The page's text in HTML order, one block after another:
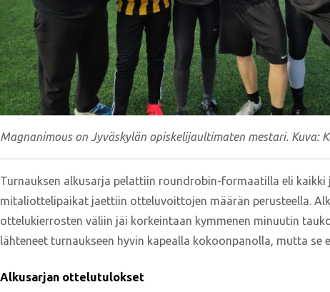
Magnanimous on Jyväskylän opiskelijaultimaten mestari. Kuva:
Turnauksen alkusarja pelattiin roundrobin-formaatilla eli
mitaliottelipaikat jaettiin otteluvoittojen määrän perusteella.
ottelukierrosten väliin jäi korkeintaan kymmenen minuutin
lähteneet turnaukseen hyvin kapealla kokoonpanolla, mutta
Alkusarjan ottelutulokset